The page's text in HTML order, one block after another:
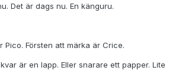
Det är dags nu. En känguru.
Pico. Försten att märka är Crice.
är en lapp. Eller snarare ett papper. Lite